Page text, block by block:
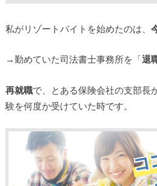
私がリゾートバイトを始めたのは、
→勤めていた司法書士事務所を「退
再就職で、とある保険会社の支部長
験を何度か受けていた時です。